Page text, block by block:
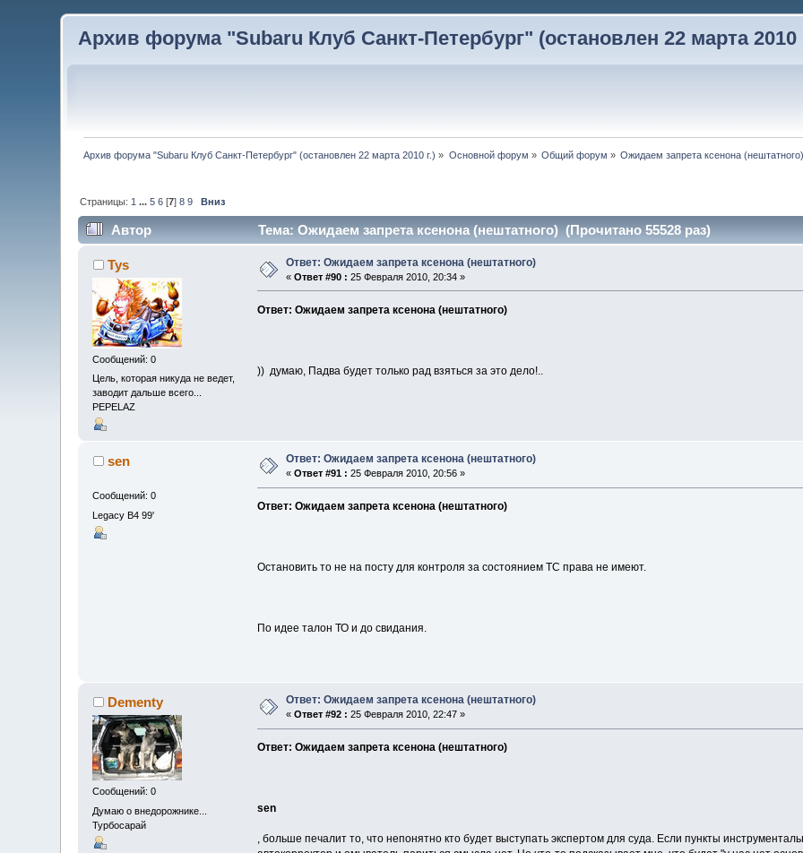
Архив форума "Subaru Клуб Санкт-Петербург" (остановлен 22 марта 2010
Архив форума "Subaru Клуб Санкт-Петербург" (остановлен 22 марта 2010 г.) » Основной форум » Общий форум » Ожидаем запрета ксенона (нештатного)
Страницы: 1 ...5 6 [7]8 9 Вниз
Автор Тема: Ожидаем запрета ксенона (нештатного) (Прочитано 55528 раз)
Tys
Сообщений: 0
Цель, которая никуда не ведет,
заводит дальше всего...
PEPELAZ
Ответ: Ожидаем запрета ксенона (нештатного)
«Ответ #90 : 25 Февраля 2010, 20:34 »
Ответ: Ожидаем запрета ксенона (нештатного)
)) думаю, Падва будет только рад взяться за это дело!..
sen
Сообщений: 0
Legacy B4 99'
Ответ: Ожидаем запрета ксенона (нештатного)
«Ответ #91 : 25 Февраля 2010, 20:56 »
Ответ: Ожидаем запрета ксенона (нештатного)
Остановить то не на посту для контроля за состоянием ТС права не имеют.
По идее талон ТО и до свидания.
Dementy
Сообщений: 0
Думаю о внедорожнике...
Турбосарай
Ответ: Ожидаем запрета ксенона (нештатного)
«Ответ #92 : 25 Февраля 2010, 22:47 »
Ответ: Ожидаем запрета ксенона (нештатного)
sen
, больше печалит то, что непонятно кто будет выступать экспертом для суда. Если пункты